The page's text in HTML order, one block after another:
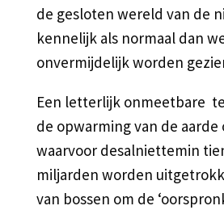
de gesloten wereld van de
kennelijk als normaal dan
onvermijdelijk worden
Een letterlijk onmeetbare
de opwarming van de aarde
waarvoor desalniettemin
miljarden worden
van bossen om de